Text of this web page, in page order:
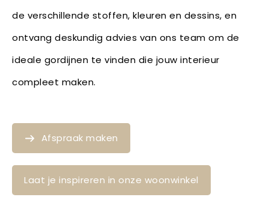
de verschillende stoffen, kleuren en dessins, en
ontvang deskundig advies van ons team om de
ideale gordijnen te vinden die jouw interieur
compleet maken.
Afspraak maken
Laat je inspireren in onze woonwinkel